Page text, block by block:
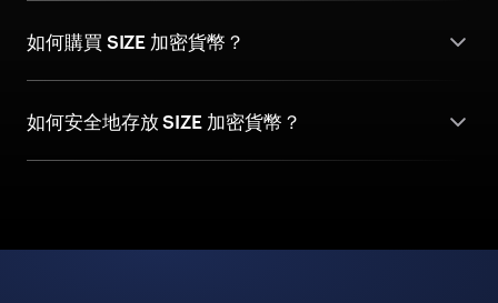
如何購買 SIZE 加密貨幣？
如何安全地存放 SIZE 加密貨幣？